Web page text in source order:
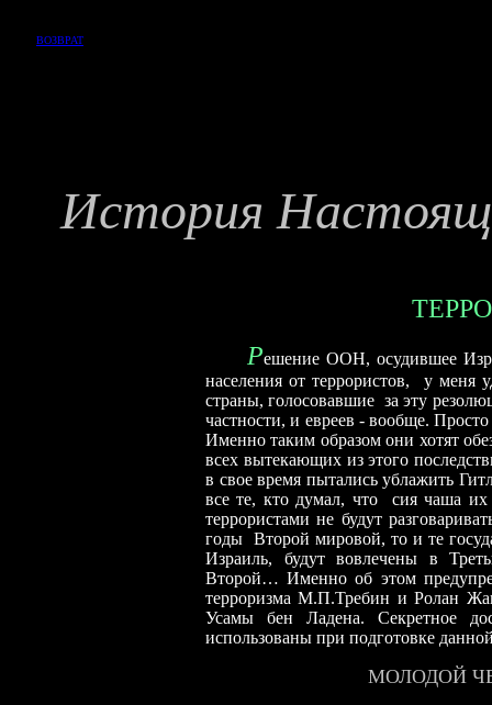
ВОЗВРАТ
История
Решение ООН, осудившее
населения от террористов, у меня
страны, голосовавшие за эту
частности, и евреев - вообще.
Именно таким образом они хотят
всех вытекающих из этого
в свое время пытались ублажить
все те, кто думал, что сия чаша их
террористами не будут
годы Второй мировой, то и те
Израиль, будут вовлечены в
Второй… Именно об этом
терроризма М.П.Требин и Ролан
Усамы бен Ладена. Секретное
использованы при подготовке
МОЛОДОЙ